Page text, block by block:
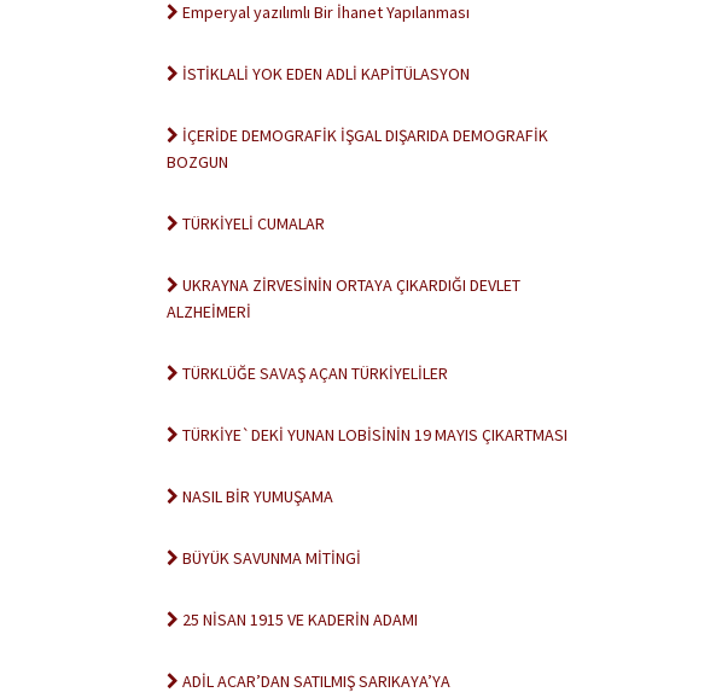
Emperyal yazılımlı Bir İhanet Yapılanması
İSTİKLALİ YOK EDEN ADLİ KAPİTÜLASYON
İÇERİDE DEMOGRAFİK İŞGAL DIŞARIDA DEMOGRAFİK
BOZGUN
TÜRKİYELİ CUMALAR
UKRAYNA ZİRVESİNİN ORTAYA ÇIKARDIĞI DEVLET
ALZHEİMERİ
TÜRKLÜĞE SAVAŞ AÇAN TÜRKİYELİLER
TÜRKİYE`DEKİ YUNAN LOBİSİNİN 19 MAYIS ÇIKARTMASI
NASIL BİR YUMUŞAMA
BÜYÜK SAVUNMA MİTİNGİ
25 NİSAN 1915 VE KADERİN ADAMI
ADİL ACAR’DAN SATILMIŞ SARIKAYA’YA